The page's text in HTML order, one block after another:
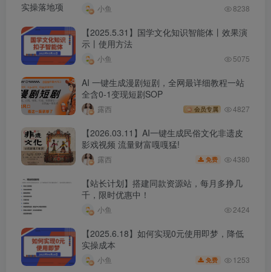
小鱼 8238
【2025.5.31】国学文化知识智能体丨效果演
示丨使用方法
小鱼 5075
AI 一键生成漫剧短剧，全网最详细教程一站
全含0-1变现短剧SOP
露西 会员专属 4827
【2026.03.11】AI一键生成民俗文化非遗皮
影戏视频 流量财富嘎嘎猛!
露西 免费 4380
【站长计划】搭建同款资源站，每月多挣几
千，限时优惠中！
小鱼 2424
【2025.6.18】如何实现0元使用即梦，降低
实操成本
小鱼 免费 1253